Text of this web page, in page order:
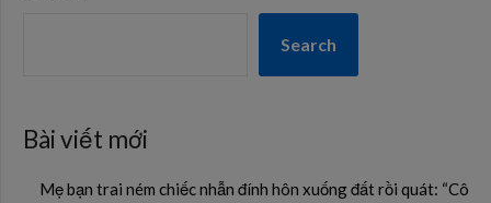
Search
Bài viết mới
Mẹ bạn trai ném chiếc nhẫn đính hôn xuống đất rồi quát: “Cô